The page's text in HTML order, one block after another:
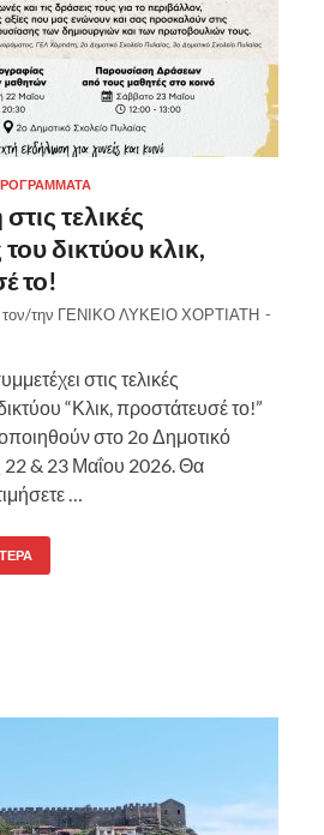
τελικές
δικτύου κλικ,
το!
την ΓΕΝΙΚΟ ΛΥΚΕΙΟ ΧΟΡΤΙΑΤΗ -
στις τελικές
“Κλικ, προστάτευσέ το!”
στο 2ο Δημοτικό
22 & 23 Μαΐου 2026. Θα
…